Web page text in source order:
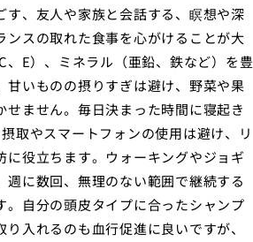
、友人や家族と会話する、瞑想や深
スの取れた食事を心がけることが大
E）、ミネラル（亜鉛、鉄など）を豊
いものの摂りすぎは避け、野菜や果
ません。毎日決まった時間に寝起き
取やスマートフォンの使用は避け、リ
役立ちます。ウォーキングやジョギ
に数回、無理のない範囲で継続する
自分の頭皮タイプに合ったシャンプ
入れるのも血行促進に良いですが、